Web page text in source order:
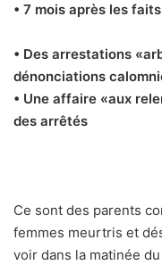
• 7 mois après les faits
• Des arrestations
dénonciations
• Une affaire «aux
des arrêtés
Ce sont des parents
femmes meurtris et
voir dans la matinée